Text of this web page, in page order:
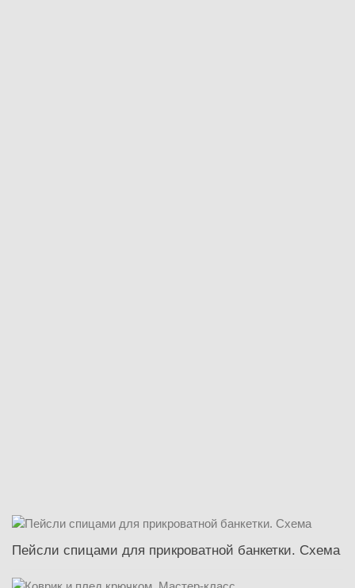
Пейсли спицами для прикроватной банкетки. Схема